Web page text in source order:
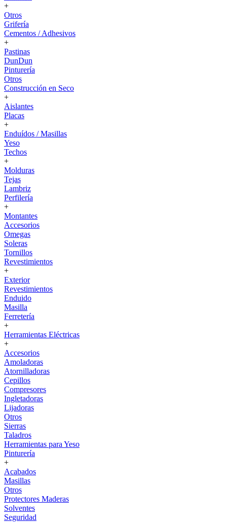
+
Otros
Grifería
Cementos / Adhesivos
+
Pastinas
DunDun
Pinturería
Otros
Construcción en Seco
+
Aislantes
Placas
+
Enduídos / Masillas
Yeso
Techos
+
Molduras
Tejas
Lambriz
Perfilería
+
Montantes
Accesorios
Omegas
Soleras
Tornillos
Revestimientos
+
Exterior
Revestimientos
Enduido
Masilla
Ferretería
+
Herramientas Eléctricas
+
Accesorios
Amoladoras
Atornilladoras
Cepillos
Compresores
Ingletadoras
Lijadoras
Otros
Sierras
Taladros
Herramientas para Yeso
Pinturería
+
Acabados
Masillas
Otros
Protectores Maderas
Solventes
Seguridad